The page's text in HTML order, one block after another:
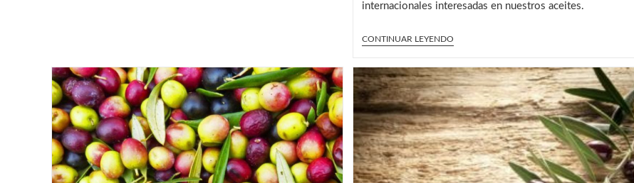
internacionales interesadas en nuestros aceites.
CONTINUAR LEYENDO
CAZORLA
SCA
EN
SOFÍA
(BULGARIA)